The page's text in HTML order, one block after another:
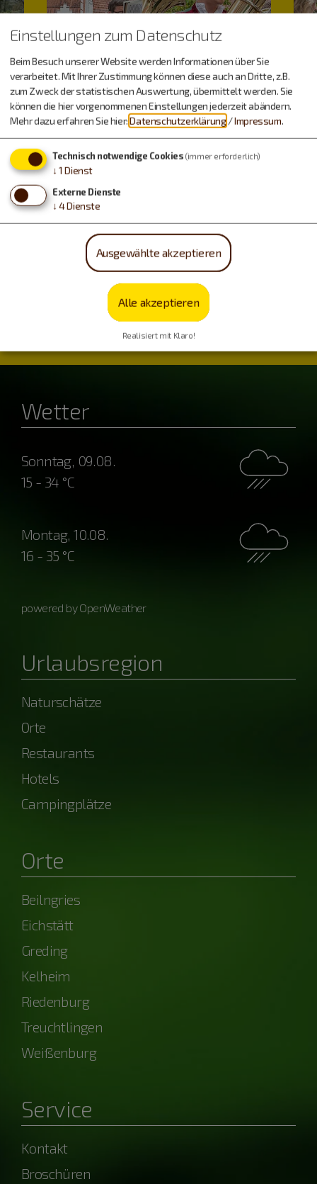
Veranstaltungen
Wetter
Sonntag, 09.08.
15 - 34 °C
Montag, 10.08.
16 - 35 °C
powered by OpenWeather
Urlaubsregion
Naturschätze
Orte
Restaurants
Hotels
Campingplätze
Orte
Beilngries
Eichstätt
Greding
Kelheim
Riedenburg
Treuchtlingen
Weißenburg
Service
Kontakt
Broschüren
Einstellungen zum Datenschutz
Beim Besuch unserer Website werden Informationen über Sie
verarbeitet. Mit Ihrer Zustimmung können diese auch an Dritte, z.B.
zum Zweck der statistischen Auswertung, übermittelt werden. Sie
können die hier vorgenommenen Einstellungen jederzeit abändern.
Mehr dazu erfahren Sie hier:Datenschutzerklärung /Impressum.
Technisch notwendige Cookies (immer erforderlich)
↓ 1 Dienst
Externe Dienste
↓ 4Dienste
Ausgewählte akzeptieren
Alle akzeptieren
Realisiert mit Klaro!